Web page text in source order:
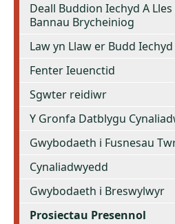
Deall Buddion Iechyd A
Bannau Brycheiniog
Law yn Llaw er Budd Iechyd
Fenter Ieuenctid
Sgwter reidiwr
Y Gronfa Datblygu
Gwybodaeth i Fusnesau
Cynaliadwyedd
Gwybodaeth i Breswylwyr
Prosiectau Presennol